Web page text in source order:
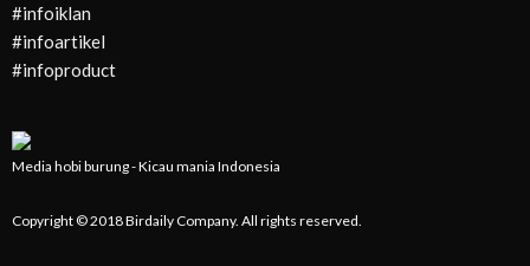
#infoiklan
#infoartikel
#infoproduct
Media hobi burung - Kicau mania Indonesia
Copyright © 2018 Birdaily Company. All rights reserved.